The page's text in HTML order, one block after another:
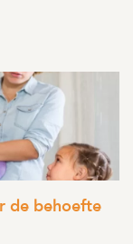
de behoefte